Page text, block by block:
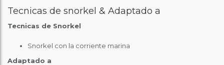
Tecnicas de snorkel & Adaptado a
Tecnicas de Snorkel
Snorkel con la corriente marina
Adaptado a